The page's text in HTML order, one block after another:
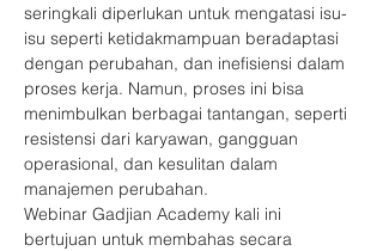
seringkali diperlukan untuk mengatasi isu-
isu seperti ketidakmampuan beradaptasi
dengan perubahan, dan inefisiensi dalam
proses kerja. Namun, proses ini bisa
menimbulkan berbagai tantangan, seperti
resistensi dari karyawan, gangguan
operasional, dan kesulitan dalam
manajemen perubahan.
Webinar Gadjian Academy kali ini
bertujuan untuk membahas secara